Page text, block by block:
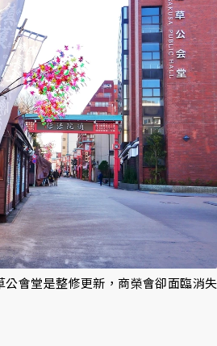
公會堂是整修更新，商榮會卻面臨消失